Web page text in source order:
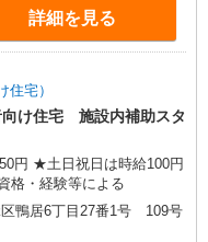
詳細を見る
宅）
向け住宅 施設内補助スタ
100円
格・経験等による
鴨居6丁目27番1号 109号